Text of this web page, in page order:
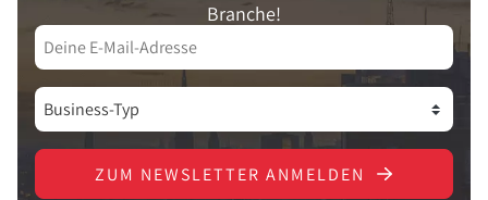
Branche!
ZUM NEWSLETTER ANMELDEN